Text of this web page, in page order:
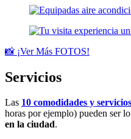
📸 ¡Ver Más FOTOS!
Servicios
Las 10 comodidades y servicios
horas por ejemplo) pueden ser
en la ciudad.